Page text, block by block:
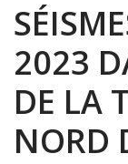
2023
DE LA
NORD